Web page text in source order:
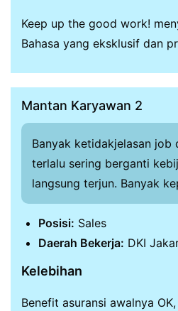
Keep up the good work!
Bahasa yang eksklusif dan
Mantan Karyawan 2
Banyak ketidakjelasan job
terlalu sering berganti
langsung terjun. Banyak
Posisi: Sales
Daerah Bekerja: DKI
Kelebihan
Benefit asuransi awalnya